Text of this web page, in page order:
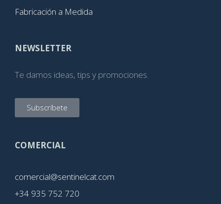
Fabricación a Medida
NEWSLETTER
Te damos ideas, tips y promociones.
Subscríbete
COMERCIAL
comercial@sentinelcat.com
+34 935 752 720